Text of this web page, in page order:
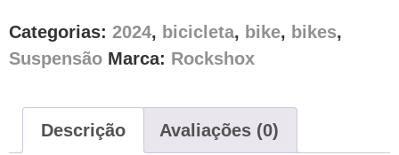
Categorias: 2024, bicicleta, bike, bikes,
Suspensão Marca: Rockshox
Descrição Avaliações (0)